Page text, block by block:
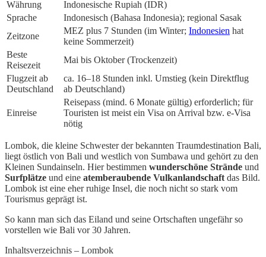
Währung
Indonesische Rupiah (IDR)
Sprache
Indonesisch (Bahasa Indonesia); regional Sasak
Zeitzone
MEZ plus 7 Stunden (im Winter; Indonesien hat
keine Sommerzeit)
Beste
Reisezeit
Mai bis Oktober (Trockenzeit)
Flugzeit ab
Deutschland
ca. 16–18 Stunden inkl. Umstieg (kein Direktflug
ab Deutschland)
Einreise
Reisepass (mind. 6 Monate gültig) erforderlich; für
Touristen ist meist ein Visa on Arrival bzw. e-Visa
nötig
Lombok, die kleine Schwester der bekannten Traumdestination Bali,
liegt östlich von Bali und westlich von Sumbawa und gehört zu den
Kleinen Sundainseln. Hier bestimmen wunderschöne Strände und
Surfplätze und eine atemberaubende Vulkanlandschaft das Bild.
Lombok ist eine eher ruhige Insel, die noch nicht so stark vom
Tourismus geprägt ist.
So kann man sich das Eiland und seine Ortschaften ungefähr so
vorstellen wie Bali vor 30 Jahren.
Inhaltsverzeichnis – Lombok